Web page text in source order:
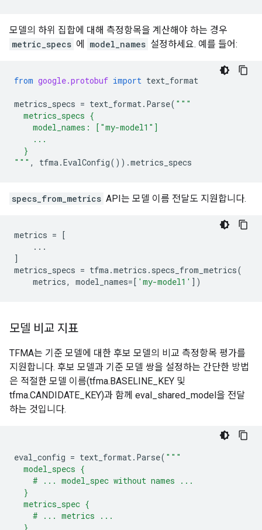
모델의 하위 집합에 대해 측정항목을 계산해야 하는 경우
metric_specs 에 model_names 설정하세요. 예를 들어:
from google.protobuf import text_format
metrics_specs = text_format. Parse( """
  metrics_specs {
    model_names: ["my-model1"]
    ...
  }
""" , tfma.EvalConfig()) .metrics_specs
specs_from_metrics API는 모델 이름 전달도 지원합니다.
metrics = [
...
]
metrics_specs = tfma.metrics . specs_from_metrics(
metrics, model_names=[ 'my-model1' ])
모델 비교 지표
TFMA는 기준 모델에 대한 후보 모델의 비교 측정항목 평가를
지원합니다. 후보 모델과 기준 모델 쌍을 설정하는 간단한 방법
은 적절한 모델 이름(tfma.BASELINE_KEY 및
tfma.CANDIDATE_KEY)과 함께 eval_shared_model을 전달
하는 것입니다.
eval_config = text_format. Parse( """
  model_specs {
    # ... model_spec without names ...
  }
  metrics_spec {
    # ... metrics ...
  }